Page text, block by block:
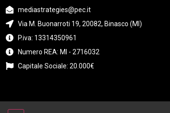
mediastrategies@pec.it
Via M. Buonarroti 19, 20082, Binasco (MI)
P.iva: 13314350961
Numero REA: MI - 2716032
Capitale Sociale: 20.000€